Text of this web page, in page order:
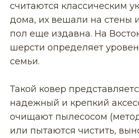
считаются классическим
дома, их вешали на стены
пол еще издавна. На
шерсти определяет
семьи.
Такой ковер
надежный и крепкий
очищают пылесосом
или пытаются чистить,